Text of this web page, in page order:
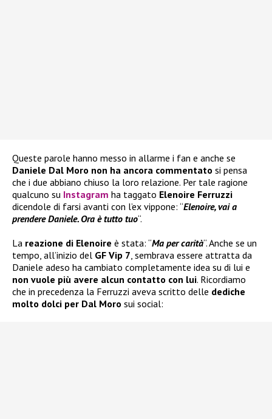
Queste parole hanno messo in allarme i fan e anche se
Daniele Dal Moro non ha ancora commentato si pensa
che i due abbiano chiuso la loro relazione. Per tale ragione
qualcuno su Instagram ha taggato Elenoire Ferruzzi
dicendole di farsi avanti con l’ex vippone: “Elenoire, vai a
prendere Daniele. Ora è tutto tuo“.
La reazione di Elenoire è stata: “Ma per carità“. Anche se un
tempo, all’inizio del GF Vip 7, sembrava essere attratta da
Daniele adeso ha cambiato completamente idea su di lui e
non vuole più avere alcun contatto con lui. Ricordiamo
che in precedenza la Ferruzzi aveva scritto delle dediche
molto dolci per Dal Moro sui social: